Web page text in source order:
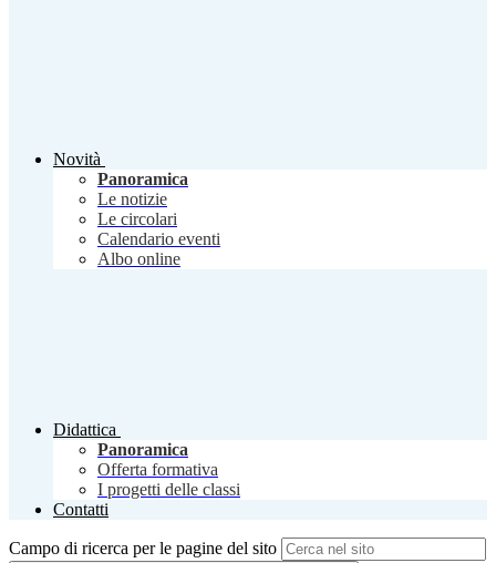
Novità
Panoramica
Le notizie
Le circolari
Calendario eventi
Albo online
Didattica
Panoramica
Offerta formativa
I progetti delle classi
Contatti
Campo di ricerca per le pagine del sito